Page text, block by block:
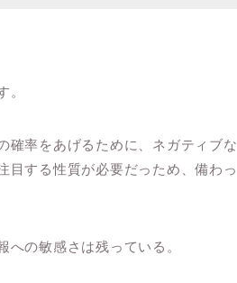
。
確率をあげるために、ネガティブな
目する性質が必要だっため、備わっ
の敏感さは残っている。